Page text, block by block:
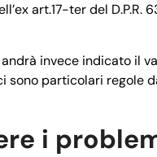
art.17-ter del
andrà invece indicato il
sono particolari regole
i